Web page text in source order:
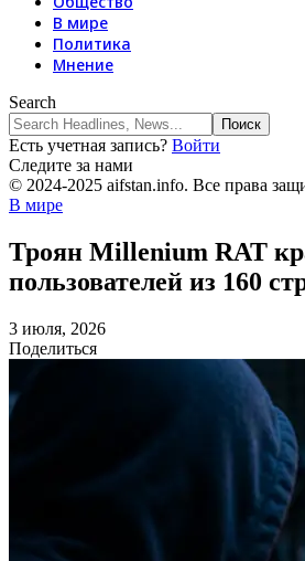
В мире
Политика
Мнение
Search
Есть учетная запись? Войти
Следите за нами
© 2024-2025 aifstan.info. Все права
В мире
Троян Millenium RAT
пользователей из 160
3 июля, 2026
Поделиться